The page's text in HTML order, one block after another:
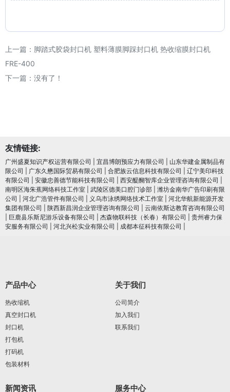
上一篇： 脚踏式胶袋封口机 塑料薄膜脚踩封口机 热收缩膜封口机
FRE-400
下一篇：没有了！
友情链接:
广州盛夏知识产权运营有限公司 宜昌博朗预应力有限公司
山东华建金属制品有
限公司
广东久懋国际贸易有限公司 合肥族云信息科技有限公司
辽宁美印科技
有限公司
安徽忠善德节能科技有限公司 西安醍醐智库企业管理咨询有限公司
南明区海朱蕉网络科技工作室
武陵区德美口腔门诊部
潍坊金南华广告印刷有限
公司
河北广浩管件有限公司 义乌市泳绣网络技术工作室
河北华航新能源开发
集团有限公司
陕西新昌润企业管理咨询有限公司
云南依斯达教育咨询有限公司
巨鹿县乐斯尼游乐设备有限公司 杰森物联科技（长春）有限公司
贵州睿力保
安服务有限公司
河北兴松实业有限公司 成都本征科技有限公司
产品中心
热收缩机
真空封口机
封口机
打包机
打码机
包装材料
关于我们
公司简介
加入我们
联系我们
新闻资讯 服务中心